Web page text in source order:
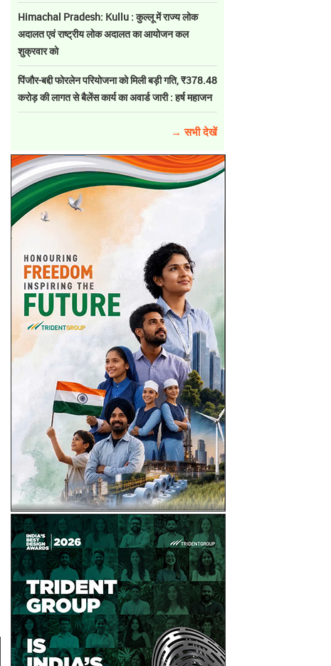
Himachal Pradesh: Kullu : कुल्लू में राज्य लोक
अदालत एवं राष्ट्रीय लोक अदालत का आयोजन कल
शुक्रवार को
पिंजौर-बद्दी फोरलेन परियोजना को मिली बड़ी गति, ₹378.48
करोड़ की लागत से बैलेंस कार्य का अवार्ड जारी : हर्ष महाजन
→ सभी देखें